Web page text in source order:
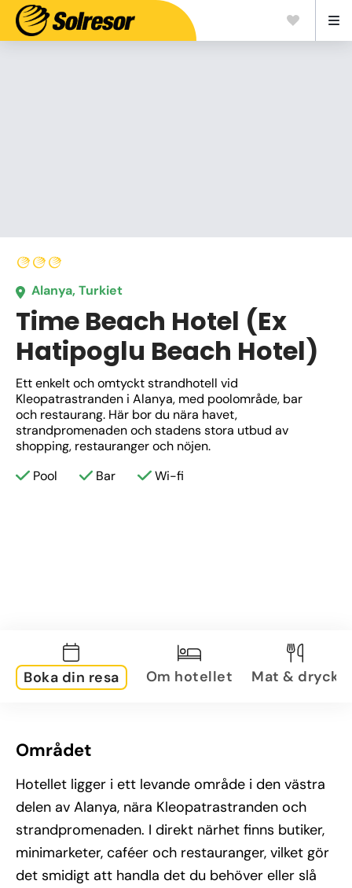
Alanya, Turkiet
Time Beach Hotel (Ex
Hatipoglu Beach Hotel)
Ett enkelt och omtyckt strandhotell vid
Kleopatrastranden i Alanya, med poolområde, bar
och restaurang. Här bor du nära havet,
strandpromenaden och stadens stora utbud av
shopping, restauranger och nöjen.
Pool
Bar Wi-fi
Boka din resa Om hotellet Mat & dryck
Området
Hotellet ligger i ett levande område i den västra
delen av Alanya, nära Kleopatrastranden och
strandpromenaden. I direkt närhet finns butiker,
minimarketer, caféer och restauranger, vilket gör
det smidigt att handla det du behöver eller slå